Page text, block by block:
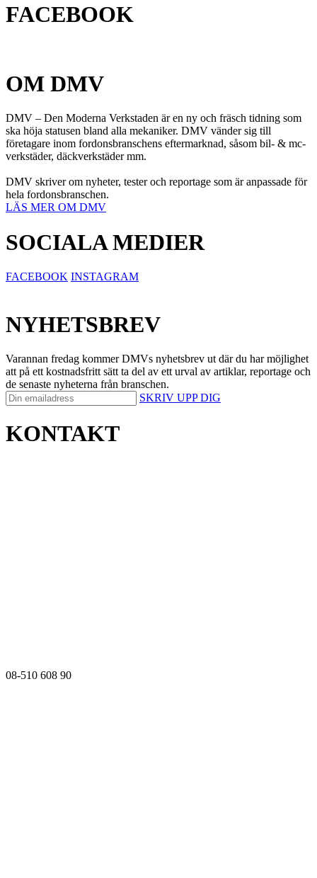
FACEBOOK
OM DMV
DMV – Den Moderna Verkstaden är en ny och fräsch tidning som
ska höja statusen bland alla mekaniker. DMV vänder sig till
företagare inom fordonsbranschens eftermarknad, såsom bil- & mc-
verkstäder, däckverkstäder mm.
DMV skriver om nyheter, tester och reportage som är anpassade för
hela fordonsbranschen.
LÄS MER OM DMV
SOCIALA MEDIER
FACEBOOK INSTAGRAM
NYHETSBREV
Varannan fredag kommer DMVs nyhetsbrev ut där du har möjlighet
att på ett kostnadsfritt sätt ta del av ett urval av artiklar, reportage och
de senaste nyheterna från branschen.
SKRIV UPP DIG
KONTAKT
08-510 608 90